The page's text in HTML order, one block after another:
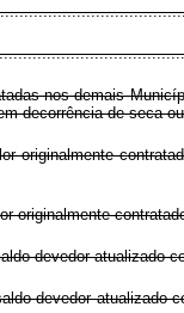
nos demais
decorrência de seca
originalmente
originalmente
devedor atualizado
devedor atualizado